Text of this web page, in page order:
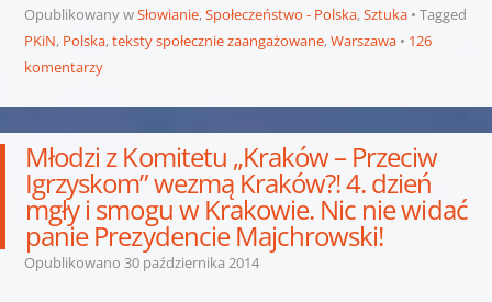
Opublikowany wSłowianie,Społeczeństwo - Polska,Sztuka
Tagged
PKiN, Polska,teksty społecznie zaangażowane,Warszawa
126
komentarzy
Młodzi z Komitetu „Kraków – Przeciw
Igrzyskom” wezmą Kraków?! 4. dzień
mgły i smogu w Krakowie. Nic nie widać
panie Prezydencie Majchrowski!
Opublikowano 30 października 2014